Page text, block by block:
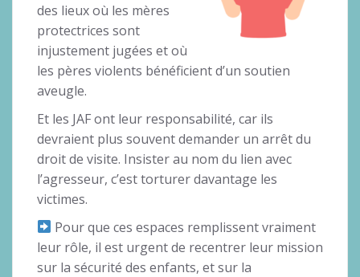
des lieux où les mères
protectrices sont
injustement jugées et où
les pères violents bénéficient d’un soutien
aveugle.
Et les JAF ont leur responsabilité, car ils
devraient plus souvent demander un arrêt du
droit de visite. Insister au nom du lien avec
l’agresseur, c’est torturer davantage les
victimes.
Pour que ces espaces remplissent vraiment
leur rôle, il est urgent de recentrer leur mission
sur la sécurité des enfants, et sur la